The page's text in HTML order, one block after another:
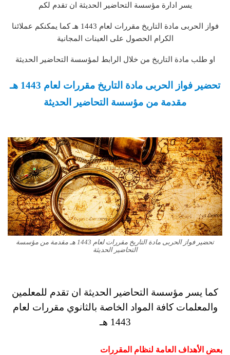
يسر ادارة مؤسسة التحاضير الحديثة ان تقدم لكم
فواز الحربى مادة التاريخ مقررات لعام 1443 هـ كما يمكنكم عملائنا
الكرام الحصول على العينات المجانية
او طلب مادة التاريخ من خلال الرابط لمؤسسة التحاضير الحديثة
تحضير فواز الحربى مادة التاريخ مقررات لعام 1443 هـ
مقدمة من مؤسسة التحاضير الحديثة
تحضير فواز الحربى مادة التاريخ مقررات لعام 1443 هـ مقدمة من مؤسسة
التحاضير الحديثة
كما يسر مؤسسة التحاضير الحديثة ان تقدم للمعلمين
والمعلمات كافة المواد الخاصة بالثانوي مقررات لعام
1443 هـ
بعض الأهداف العامة لنظام المقررات